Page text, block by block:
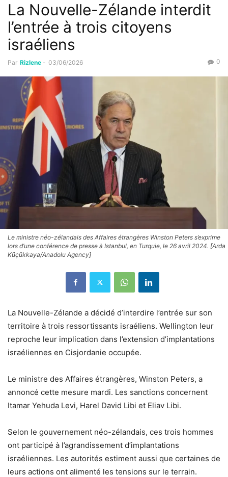
La Nouvelle-Zélande interdit
l’entrée à trois citoyens
israéliens
Par Rizlene - 03/06/2026 0
Le ministre néo-zélandais des Affaires étrangères Winston Peters s’exprime
lors d’une conférence de presse à Istanbul, en Turquie, le 26 avril 2024. [Arda
Küçükkaya/Anadolu Agency]
La Nouvelle-Zélande a décidé d’interdire l’entrée sur son
territoire à trois ressortissants israéliens. Wellington leur
reproche leur implication dans l’extension d’implantations
israéliennes en Cisjordanie occupée.
Le ministre des Affaires étrangères, Winston Peters, a
annoncé cette mesure mardi. Les sanctions concernent
Itamar Yehuda Levi, Harel David Libi et Eliav Libi.
Selon le gouvernement néo-zélandais, ces trois hommes
ont participé à l’agrandissement d’implantations
israéliennes. Les autorités estiment aussi que certaines de
leurs actions ont alimenté les tensions sur le terrain.